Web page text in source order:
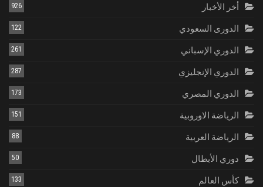
أخر الأخبار 926
الدورى السعودي 122
الدوري الإسباني 261
الدوري الإنجليزي 287
الدوري المصري 173
الرياضة الاوروبية 151
الرياضة العربية 88
دوري الأبطال 50
كأس العالم 133